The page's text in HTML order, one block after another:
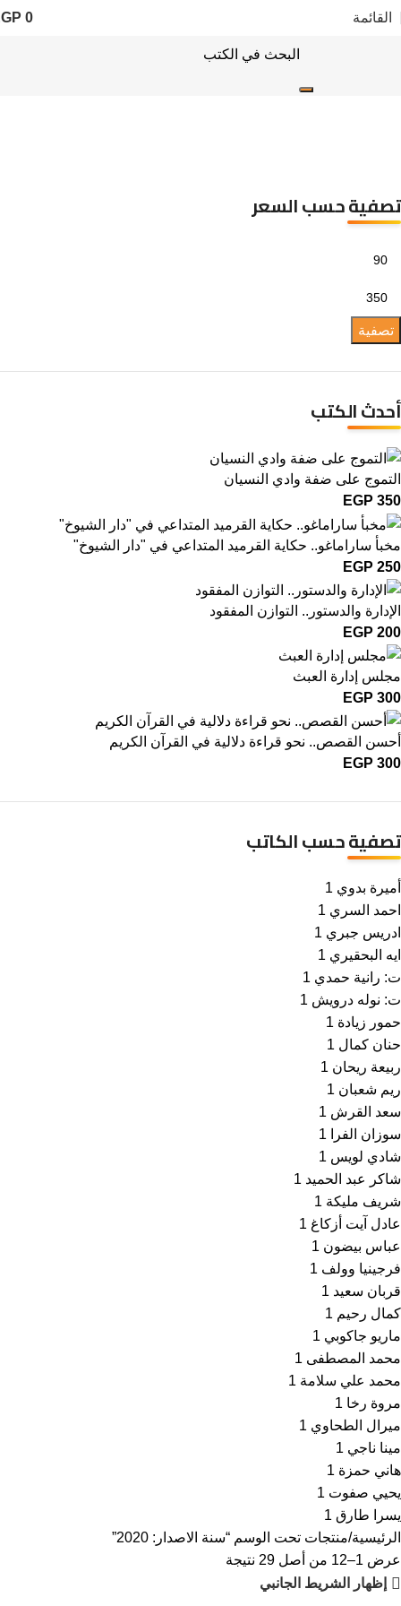
القائمة 0
تصفية حسب السعر
تصفية
أحدث الكتب
التموج على ضفة وادي النسيان
EGP 350
مخبأ ساراماغو.. حكاية القرميد المتداعي في "دار الشيوخ"
EGP 250
الإدارة والدستور.. التوازن المفقود
EGP 200
مجلس إدارة العبث
EGP 300
أحسن القصص.. نحو قراءة دلالية في القرآن الكريم
EGP 300
تصفية حسب الكاتب
أميرة بدوي 1
احمد السري 1
ادريس جبري 1
ايه البحقيري 1
ت: رانية حمدي 1
ت: نوله درويش 1
حمور زيادة 1
حنان كمال 1
ربيعة ريحان 1
ريم شعبان 1
سعد القرش 1
سوزان الفرا
1
شادي لويس 1
شاكر عبد الحميد 1
شريف مليكة 1
عادل آيت أزكاغ 1
عباس بيضون 1
فرجينيا وولف 1
قربان سعيد 1
كمال رحيم 1
ماريو جاكوبي 1
محمد المصطفى 1
محمد علي سلامة 1
مروة رخا 1
ميرال الطحاوي 1
مينا ناجي 1
هاني حمزة 1
يحيي صفوت 1
يسرا طارق 1
الرئيسية منتجات تحت الوسم “سنة الاصدار: 2020”
عرض 1–12 من أصل 29 نتيجة
إظهار الشريط الجانبي